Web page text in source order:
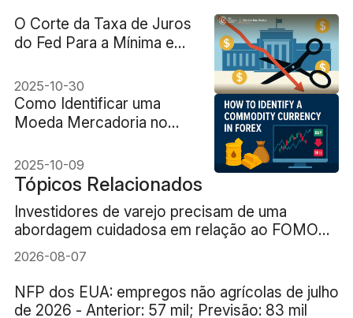
O Corte da Taxa de Juros
do Fed Para a Mínima em
2025?
2025-10-30
Como Identificar uma
Moeda Mercadoria no
2025-10-09
Tópicos Relacionados
Investidores de varejo precisam de uma
abordagem cuidadosa em relação ao FOMO
(medo de ficar de fora) da IA
2026-08-07
NFP dos EUA: empregos não agrícolas de julho
de 2026 - Anterior: 57 mil; Previsão: 83 mil